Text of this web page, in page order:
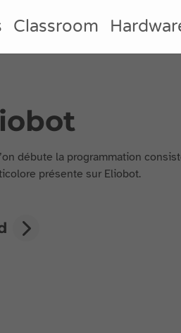
Classroom
débute la programmation
présente sur Eliobot.